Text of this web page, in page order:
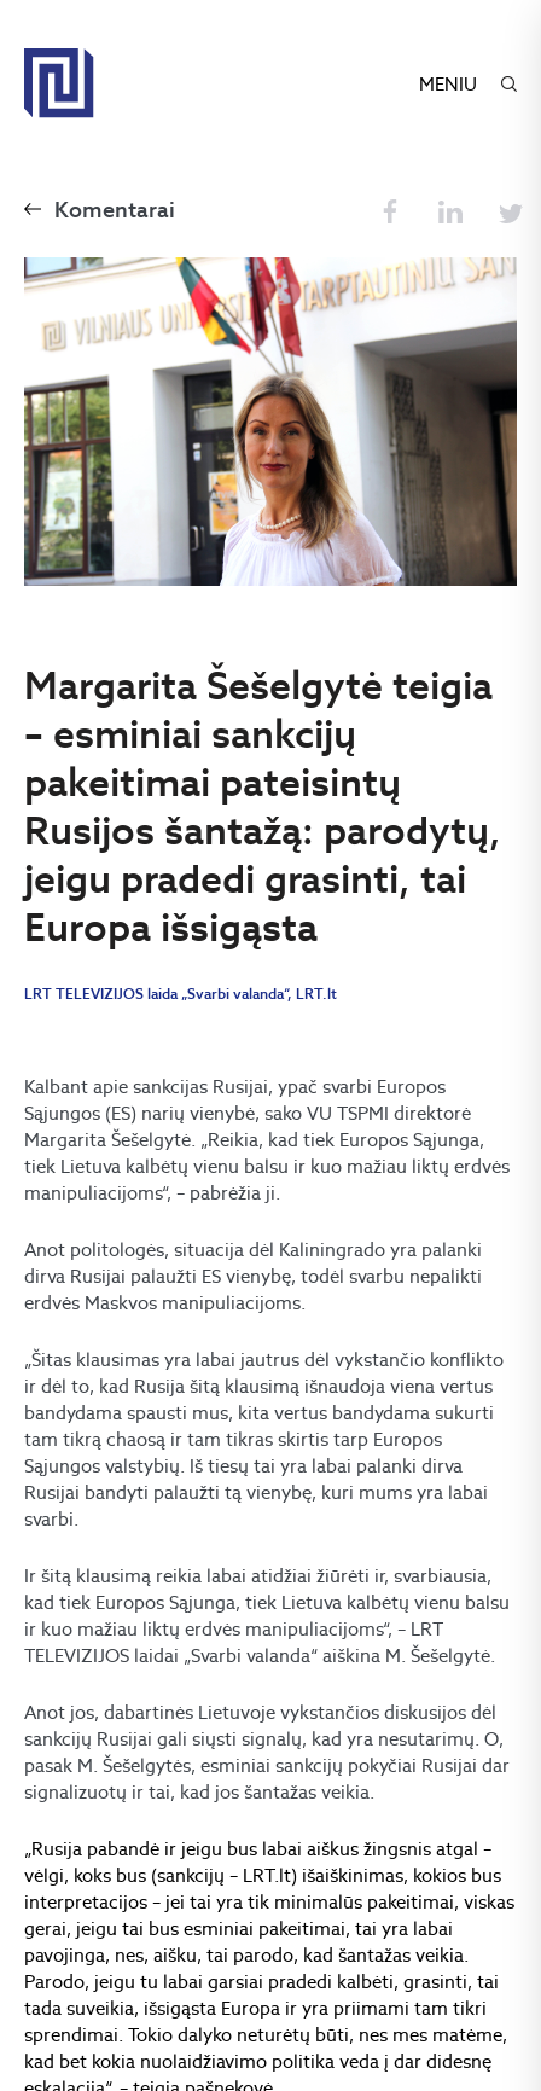
MENIU
Komentarai
Margarita Šešelgytė teigia
– esminiai sankcijų
pakeitimai pateisintų
Rusijos šantažą: parodytų,
jeigu pradedi grasinti, tai
Europa išsigąsta
LRT TELEVIZIJOS laida „Svarbi valanda“, LRT.lt
Kalbant apie sankcijas Rusijai, ypač svarbi Europos
Sąjungos (ES) narių vienybė, sako VU TSPMI direktorė
Margarita Šešelgytė. „Reikia, kad tiek Europos Sąjunga,
tiek Lietuva kalbėtų vienu balsu ir kuo mažiau liktų erdvės
manipuliacijoms“, – pabrėžia ji.
Anot politologės, situacija dėl Kaliningrado yra palanki
dirva Rusijai palaužti ES vienybę, todėl svarbu nepalikti
erdvės Maskvos manipuliacijoms.
„Šitas klausimas yra labai jautrus dėl vykstančio konflikto
ir dėl to, kad Rusija šitą klausimą išnaudoja viena vertus
bandydama spausti mus, kita vertus bandydama sukurti
tam tikrą chaosą ir tam tikras skirtis tarp Europos
Sąjungos valstybių. Iš tiesų tai yra labai palanki dirva
Rusijai bandyti palaužti tą vienybę, kuri mums yra labai
svarbi.
Ir šitą klausimą reikia labai atidžiai žiūrėti ir, svarbiausia,
kad tiek Europos Sąjunga, tiek Lietuva kalbėtų vienu balsu
ir kuo mažiau liktų erdvės manipuliacijoms“, – LRT
TELEVIZIJOS laidai „Svarbi valanda“ aiškina M. Šešelgytė.
Anot jos, dabartinės Lietuvoje vykstančios diskusijos dėl
sankcijų Rusijai gali siųsti signalų, kad yra nesutarimų. O,
pasak M. Šešelgytės, esminiai sankcijų pokyčiai Rusijai dar
signalizuotų ir tai, kad jos šantažas veikia.
„Rusija pabandė ir jeigu bus labai aiškus žingsnis atgal –
vėlgi, koks bus (sankcijų – LRT.lt) išaiškinimas, kokios bus
interpretacijos – jei tai yra tik minimalūs pakeitimai, viskas
gerai, jeigu tai bus esminiai pakeitimai, tai yra labai
pavojinga, nes, aišku, tai parodo, kad šantažas veikia.
Parodo, jeigu tu labai garsiai pradedi kalbėti, grasinti, tai
tada suveikia, išsigąsta Europa ir yra priimami tam tikri
sprendimai. Tokio dalyko neturėtų būti, nes mes matėme,
kad bet kokia nuolaidžiavimo politika veda į dar didesnę